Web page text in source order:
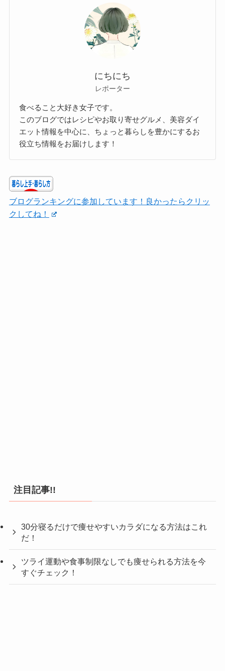
にちにち
レポーター
食べること大好き女子です。
このブログではレシピやお取り寄せグルメ、美容ダイ
エット情報を中心に、ちょっと暮らしを豊かにするお
役立ち情報をお届けします！
ブログランキングに参加しています！良かったらクリッ
クしてね！
注目記事!!
30分寝るだけで痩せやすいカラダになる方法はこれ
だ！
ツライ運動や食事制限なしでも痩せられる方法を今
すぐチェック！